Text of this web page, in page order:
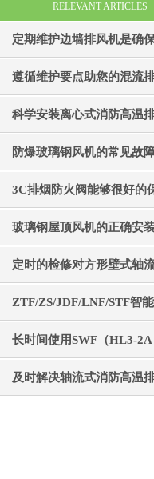
RELEVANT ARTICLES
定期维护边墙排风机是确
通风效果的关键
遵循维护要点助您的混流
成为真正“风中卫士”
科学安装离心式消防高温
是实现精准布防的关键
防爆玻璃钢风机的常见故
法
3C排烟防火阀能够很好的
的生命财产安全
玻璃钢屋顶风机的正确安
实用操作技巧分享
定时的检修对方形壁式轴
有必要
ZTF/ZS/JDF/LNF/STF智
流风机介绍
长时间使用SWF（HL3-
风机后要注意清理
及时解决轴流式消防高温